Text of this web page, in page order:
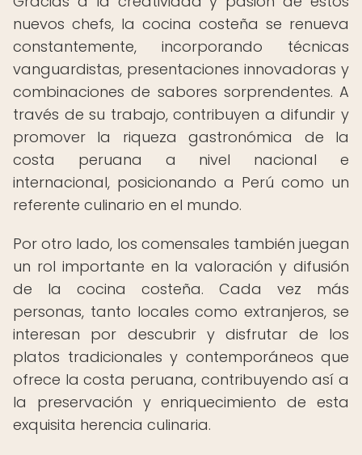
nuevos chefs, la cocina costeña se renueva
constantemente, incorporando técnicas
vanguardistas, presentaciones innovadoras y
combinaciones de sabores sorprendentes. A
través de su trabajo, contribuyen a difundir y
promover la riqueza gastronómica de la
costa peruana a nivel nacional e
internacional, posicionando a Perú como un
referente culinario en el mundo.
Por otro lado, los comensales también juegan
un rol importante en la valoración y difusión
de la cocina costeña. Cada vez más
personas, tanto locales como extranjeros, se
interesan por descubrir y disfrutar de los
platos tradicionales y contemporáneos que
ofrece la costa peruana, contribuyendo así a
la preservación y enriquecimiento de esta
exquisita herencia culinaria.